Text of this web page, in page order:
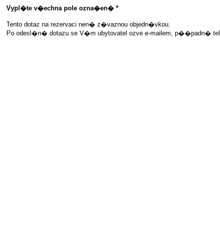
Vypl�te v�echna pole ozna�en� *
Tento dotaz na rezervaci nen� z�vaznou objedn�vkou.
Po odesl�n� dotazu se V�m ubytovatel ozve e-mailem, p��padn�